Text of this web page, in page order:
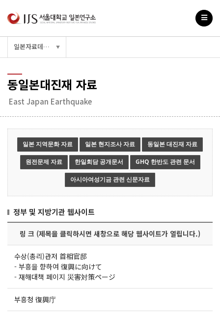
일본자료데이터베이스 ▼
동일본대진재 자료
East Japan Earthquake
일본 지역문화 자료 일본 현지조사 자료 동일본 대진재 자료
원전문제 자료 한일회담 공개문서 GHQ 한반도 관련 문서
아시아여성기금 관련 신문자료
정부 및 지방기관 웹사이트
링 크 (제목을 클릭하시면 새창으로 해당 웹사이트가 열립니다.)
수상(총리)관저 首相官邸
- 부흥을 향하여 復興に向けて
- 재해대책 페이지 災害対策ページ
부흥청 復興庁